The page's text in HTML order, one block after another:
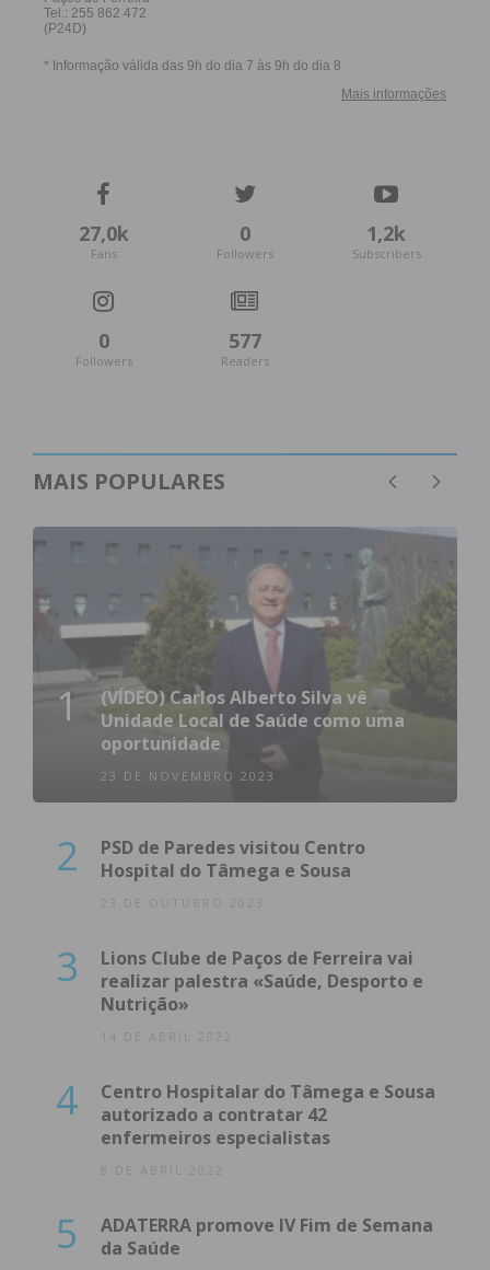
27,0k
Fans
0
Followers
1,2k
Subscribers
0
Followers
577
Readers
MAIS POPULARES
1
(VÍDEO) Carlos Alberto Silva vê
Unidade Local de Saúde como uma
oportunidade
23 DE NOVEMBRO 2023
2
PSD de Paredes visitou Centro
Hospital do Tâmega e Sousa
23 DE OUTUBRO 2023
3
Lions Clube de Paços de Ferreira vai
realizar palestra «Saúde, Desporto e
Nutrição»
14 DE ABRIL 2022
4
Centro Hospitalar do Tâmega e Sousa
autorizado a contratar 42
enfermeiros especialistas
8 DE ABRIL 2022
5
ADATERRA promove IV Fim de Semana
da Saúde